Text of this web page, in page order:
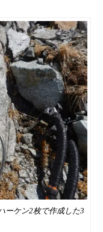
ーケン2枚で作成した3